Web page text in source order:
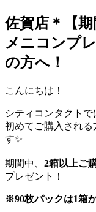
佐賀店＊【
メニコンプ
の方へ！
こんにちは！
シティコンタクト
初めてご購入され
す✨
期間中、 2箱以上ご
プレゼント！
※90枚パックは1箱